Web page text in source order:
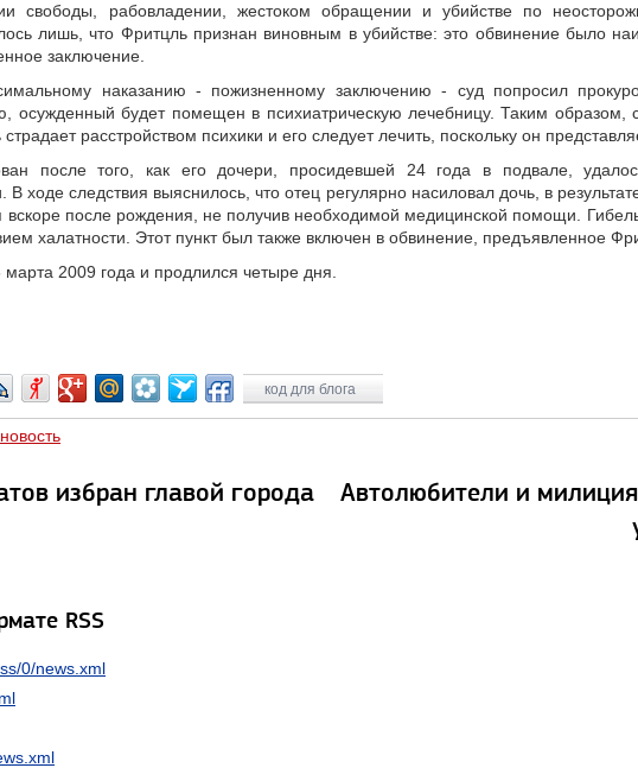
свободы, рабовладении, жестоком обращении и убийстве по
лишь, что Фритцль признан виновным в убийстве: это обвинение было
заключение.
наказанию - пожизненному заключению - суд попросил
осужденный будет помещен в психиатрическую лечебницу. Таким образом,
расстройством психики и его следует лечить, поскольку он
после того, как его дочери, просидевшей 24 года в подвале,
ходе следствия выяснилось, что отец регулярно насиловал дочь, в
вскоре после рождения, не получив необходимой медицинской помощи.
халатности. Этот пункт был также включен в обвинение, предъявленное
2009 года и продлился четыре дня.
код для блога
избран главой города
Автолюбители и
RSS
0/news.xml